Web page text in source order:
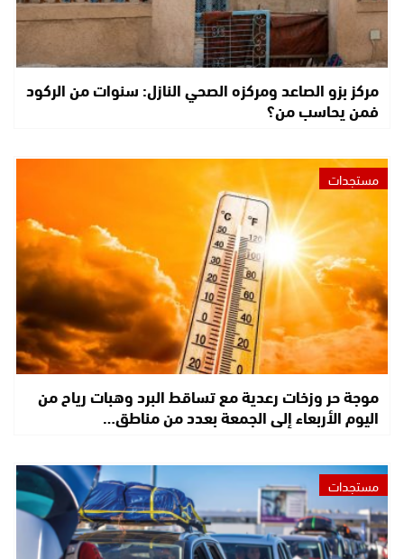
مركز بزو الصاعد ومركزه الصحي النازل: سنوات من الركود
فمن يحاسب من؟
مستجدات
موجة حر وزخات رعدية مع تساقط البرد وهبات رياح من
اليوم الأربعاء إلى الجمعة بعدد من مناطق…
مستجدات